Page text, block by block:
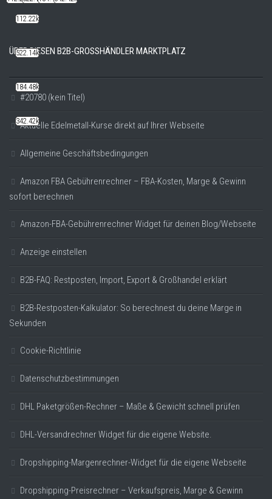
ÜBER DIESEN B2B-GROSSHÄNDLER MARKTPLATZ
#20780 (kein Titel)
Aktuelle Edelmetall-Kurse direkt auf Ihrer Webseite
Allgemeine Geschäftsbedingungen
Amazon FBA Gebührenrechner – FBA-Kosten, Marge & Gewinn
sofort berechnen
Amazon-FBA-Gebührenrechner Widget für deinen Blog/Webseite
Anzeige einstellen
B2B-FAQ: Restposten, Import, Export & Großhandel erklärt
B2B-Restposten-Kalkulator: So berechnest du deine Marge in
Sekunden
Cookie-Richtlinie
Datenschutzbestimmungen
DHL Paketgrößen-Rechner – Maße & Gewicht schnell prüfen
DHL-Versandrechner Widget für die eigene Website.
Dropshipping-Margenrechner-Widget für die eigene Webseite
Dropshipping-Preisrechner – Verkaufspreis, Marge & Gewinn
112.22k
522.14k
184.48k
342.42k